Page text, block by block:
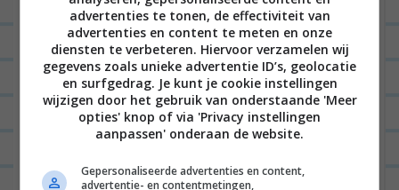
Welkom op mijn blog! Hier inspireer ik al sinds
advertenties te tonen, de effectiviteit van
advertenties en content te meten en onze
diensten te verbeteren. Hiervoor verzamelen wij
gegevens zoals unieke advertentie ID’s, geolocatie
en surfgedrag. Je kunt je cookie instellingen
wijzigen door het gebruik van onderstaande 'Meer
opties' knop of via 'Privacy instellingen
aanpassen' onderaan de website.
Gepersonaliseerde advertenties en content,
advertentie- en contentmetingen,